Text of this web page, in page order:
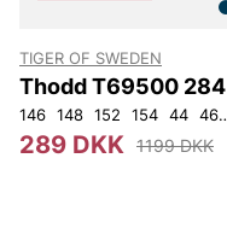
TIGER OF SWEDEN
Thodd T69500 284
146 148 152 154 44 46
289 DKK 1199 DKK